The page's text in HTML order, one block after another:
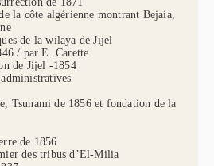
la côte algérienne montrant Bejaia,
de la wilaya de Jijel
/ par E. Carette
de Jijel -1854
Tsunami de 1856 et fondation de la
de 1856
des tribus d’El-Milia